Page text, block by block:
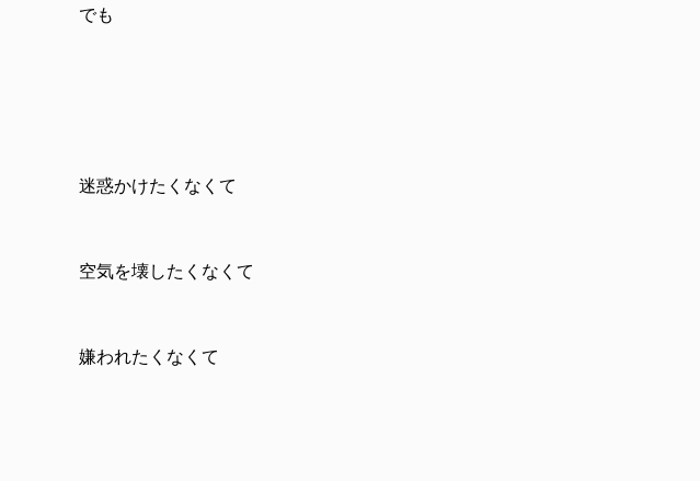
でも
迷惑かけたくなくて
空気を壊したくなくて
嫌われたくなくて